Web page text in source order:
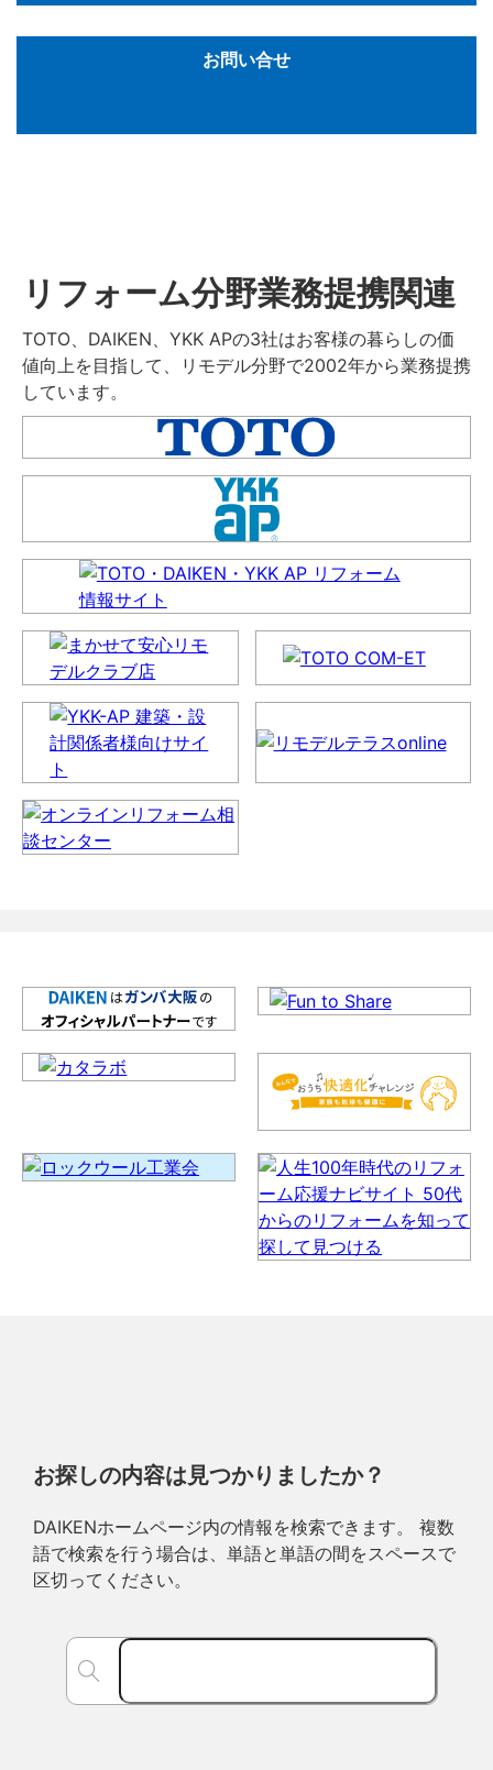
お問い合せ
リフォーム分野業務提携関連
TOTO、DAIKEN、YKK APの3社はお客様の暮らしの価
値向上を目指して、リモデル分野で2002年から業務提携
しています。
お探しの内容は見つかりましたか？
DAIKENホームページ内の情報を検索できます。 複数
語で検索を行う場合は、単語と単語の間をスペースで
区切ってください。